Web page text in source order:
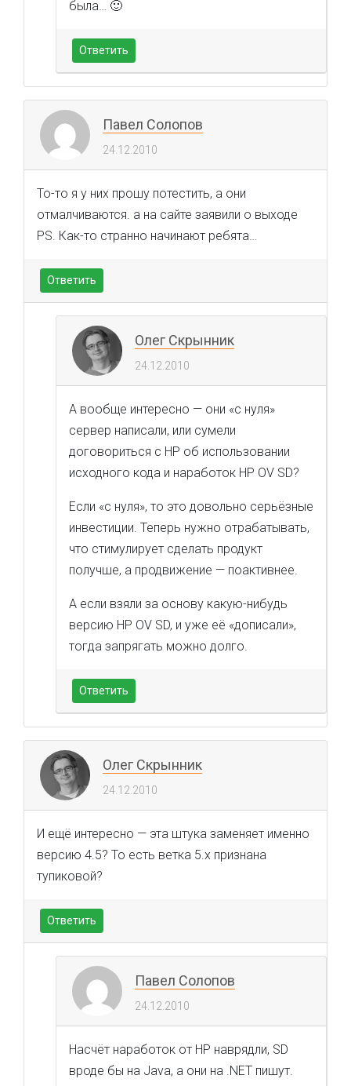
была… 🙂
Ответить
Павел Солопов
24.12.2010
То-то я у них прошу потестить, а они
отмалчиваются. а на сайте заявили о выходе
PS. Как-то странно начинают ребята…
Ответить
Олег Скрынник
24.12.2010
А вообще интересно — они «с нуля»
сервер написали, или сумели
договориться с HP об использовании
исходного кода и наработок HP OV SD?
Если «с нуля», то это довольно серьёзные
инвестиции. Теперь нужно отрабатывать,
что стимулирует сделать продукт
получше, а продвижение — поактивнее.
А если взяли за основу какую-нибудь
версию HP OV SD, и уже её «дописали»,
тогда запрягать можно долго.
Ответить
Олег Скрынник
24.12.2010
И ещё интересно — эта штука заменяет именно
версию 4.5? То есть ветка 5.х признана
тупиковой?
Ответить
Павел Солопов
24.12.2010
Насчёт наработок от HP наврядли, SD
вроде бы на Java, а они на .NET пишут.